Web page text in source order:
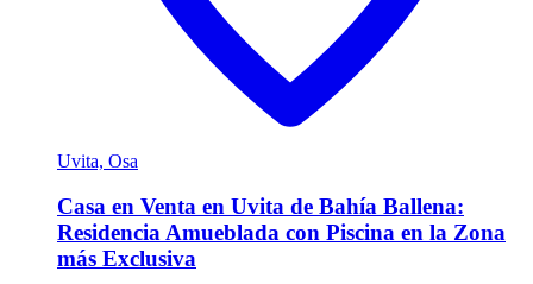
Uvita, Osa
Casa en Venta en Uvita de Bahía Ballena:
Residencia Amueblada con Piscina en la Zona
más Exclusiva